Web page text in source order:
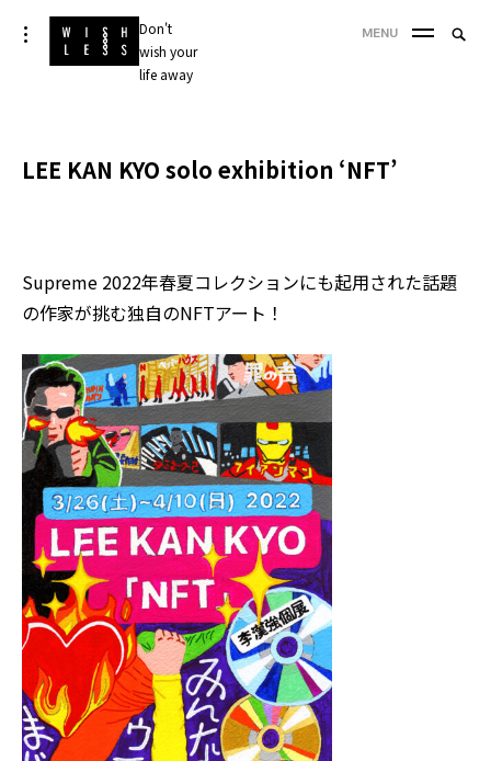
Skip
to
Don't
wish your
life away
toggle
open/close
sidebar
MENU
LEE KAN KYO solo exhibition ‘NFT’
Supreme 2022年春夏コレクションにも起用された話題
の作家が挑む独自のNFTアート！